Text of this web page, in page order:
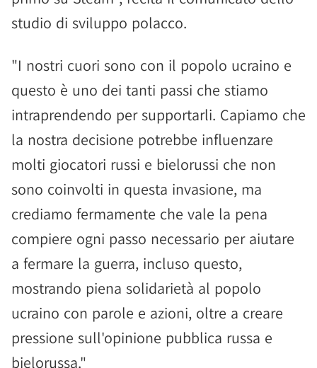
studio di sviluppo polacco.
"I nostri cuori sono con il popolo ucraino e
questo è uno dei tanti passi che stiamo
intraprendendo per supportarli. Capiamo che
la nostra decisione potrebbe influenzare
molti giocatori russi e bielorussi che non
sono coinvolti in questa invasione, ma
crediamo fermamente che vale la pena
compiere ogni passo necessario per aiutare
a fermare la guerra, incluso questo,
mostrando piena solidarietà al popolo
ucraino con parole e azioni, oltre a creare
pressione sull'opinione pubblica russa e
bielorussa."